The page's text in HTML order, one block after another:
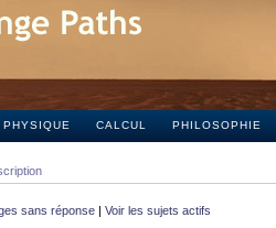
PHYSIQUE CALCUL PHILOSOPHIE
sans réponse | Voir les sujets actifs